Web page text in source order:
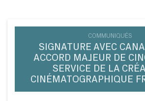
COMMUNIQUÉS
SIGNATURE AVEC
ACCORD MAJEUR DE
SERVICE DE LA
CINÉMATOGRAPHIQUE